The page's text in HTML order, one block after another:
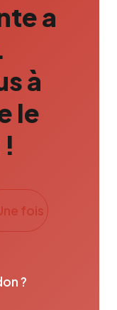
a
à
le
fois
?